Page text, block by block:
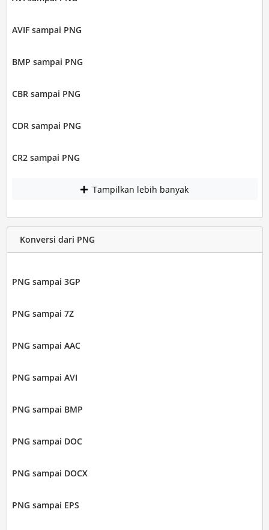
AVIF sampai PNG
BMP sampai PNG
CBR sampai PNG
CDR sampai PNG
CR2 sampai PNG
Tampilkan lebih banyak
Konversi dari PNG
PNG sampai 3GP
PNG sampai 7Z
PNG sampai AAC
PNG sampai AVI
PNG sampai BMP
PNG sampai DOC
PNG sampai DOCX
PNG sampai EPS